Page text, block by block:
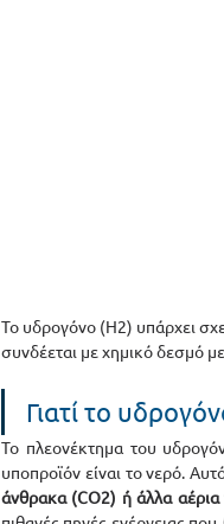
Το υδρογόνο (Η2) υπάρχει
συνδέεται με χημικό δεσμό
Γιατί το
Το πλεονέκτημα του
υποπροϊόν είναι το νερό.
άνθρακα (CO2) ή άλλα